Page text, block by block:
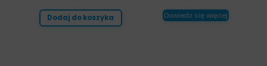
Dowiedz się więcej
Dodaj do koszyka